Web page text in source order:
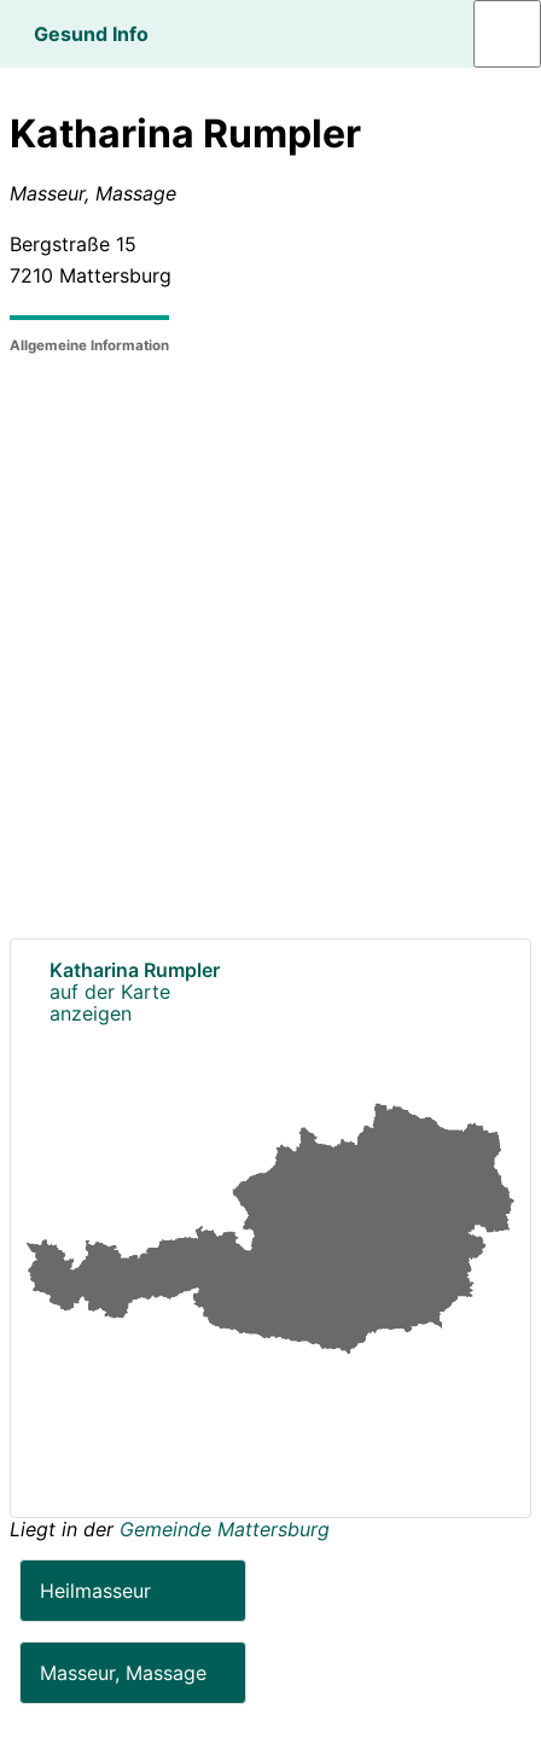
Gesund Info
Katharina Rumpler
Masseur, Massage
Bergstraße 15
7210 Mattersburg
Allgemeine Information
Katharina Rumpler
auf der Karte
anzeigen
Liegt in der Gemeinde Mattersburg
Heilmasseur
Masseur, Massage